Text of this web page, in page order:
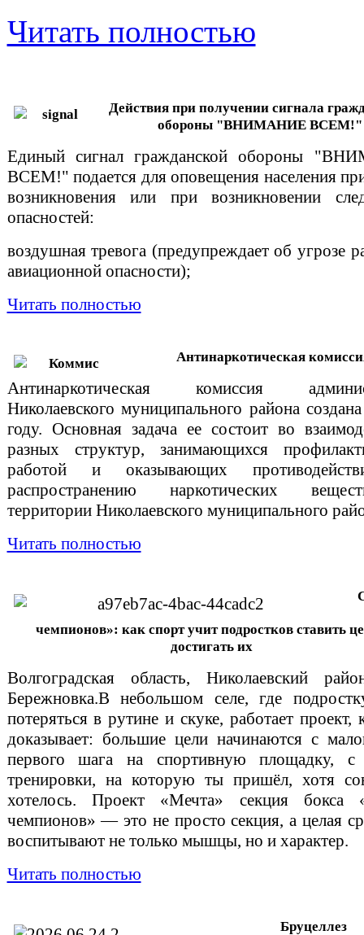
Читать полностью
Действия при получении сигнала
обороны "ВНИМАНИЕ ВСЕМ!"
Единый сигнал гражданской обороны
ВСЕМ!" подается для оповещения населения
возникновения или при возникновении
опасностей:
воздушная тревога (предупреждает об угрозе
авиационной опасности);
Читать полностью
Антинаркотическая
Антинаркотическая комиссия
Николаевского муниципального района
году. Основная задача ее состоит во
разных структур, занимающихся
работой и оказывающих
распространению наркотических
территории Николаевского муниципального
Читать полностью
чемпионов»: как спорт учит подростков ставить
достигать их
Волгоградская область, Николаевский
Бережновка.В небольшом селе, где
потеряться в рутине и скуке, работает проект,
доказывает: большие цели начинаются с
первого шага на спортивную площадку, с
тренировки, на которую ты пришёл, хотя
хотелось. Проект «Мечта» секция бокса
чемпионов» — это не просто секция, а целая
воспитывают не только мышцы, но и характер.
Читать полностью
Бруцеллез